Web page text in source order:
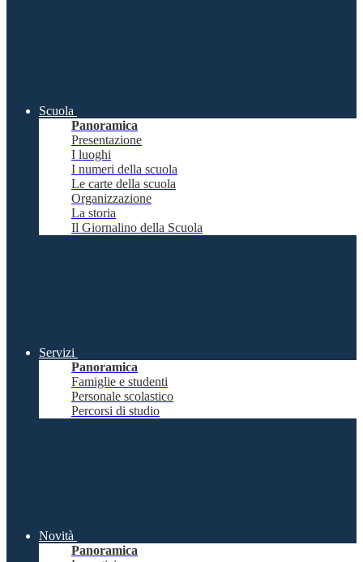
Scuola
Panoramica
Presentazione
I luoghi
I numeri della scuola
Le carte della scuola
Organizzazione
La storia
Il Giornalino della Scuola
Servizi
Panoramica
Famiglie e studenti
Personale scolastico
Percorsi di studio
Novità
Panoramica